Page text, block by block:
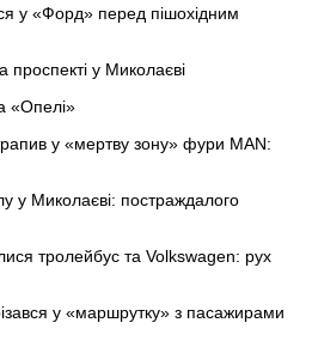
у «Форд» перед пішохідним
проспекті у Миколаєві
«Опелі»
у «мертву зону» фури MAN:
у Миколаєві: постраждалого
тролейбус та Volkswagen: рух
у «маршрутку» з пасажирами